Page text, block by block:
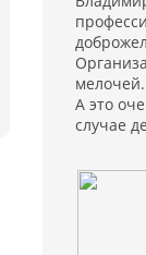
А это
случае